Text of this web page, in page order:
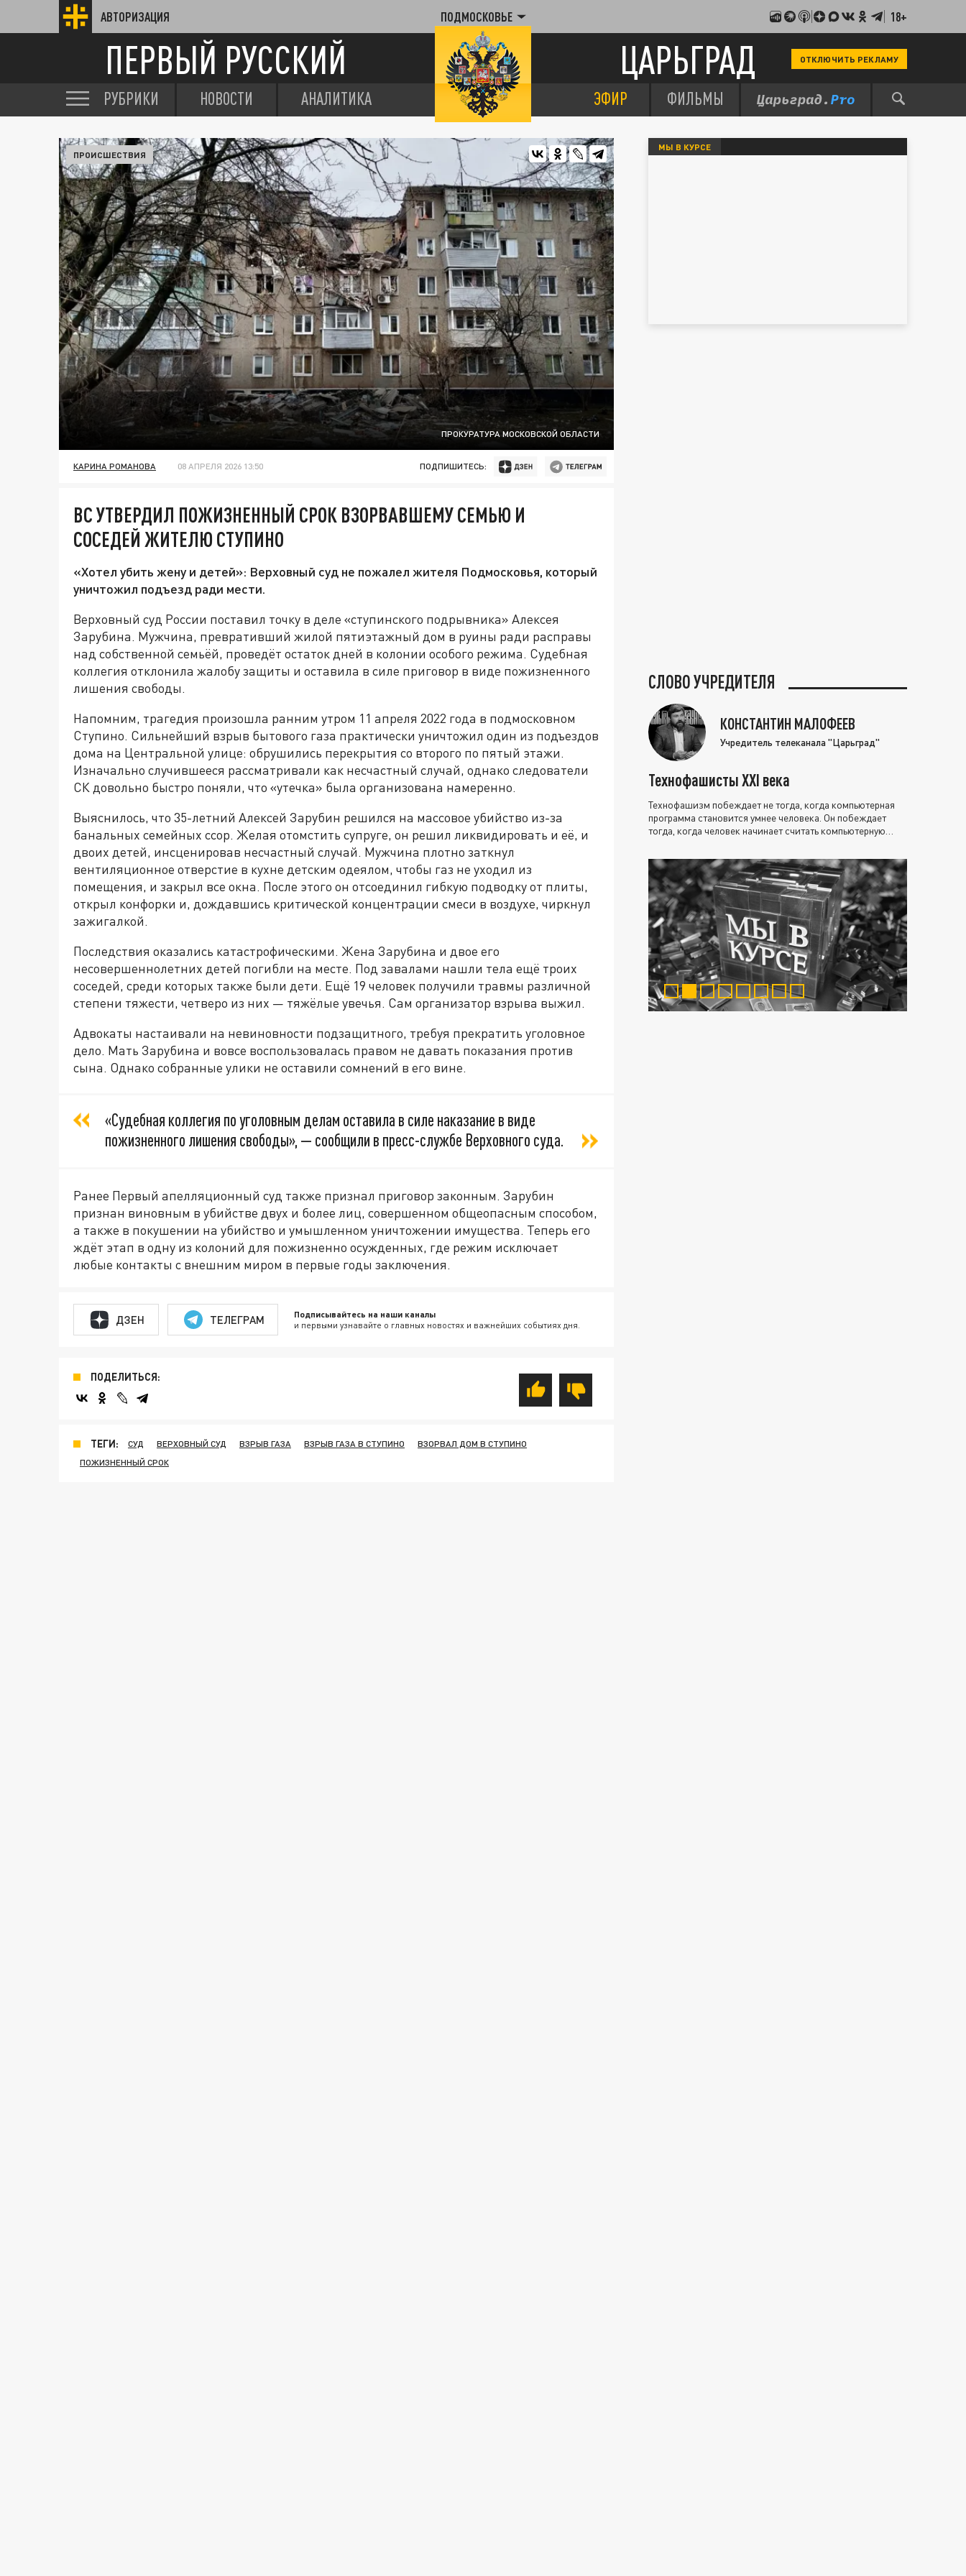
АВТОРИЗАЦИЯ ПОДМОСКОВЬЕ 18+
ПЕРВЫЙ РУССКИЙ ЦАРЬГРАД ОТКЛЮЧИТЬ РЕКЛАМУ
РУБРИКИ НОВОСТИ АНАЛИТИКА ЭФИР ФИЛЬМЫ
ПРОКУРАТУРА МОСКОВСКОЙ ОБЛАСТИ
ПРОИСШЕСТВИЯ
КАРИНА РОМАНОВА 08 АПРЕЛЯ 2026 13:50 ПОДПИШИТЕСЬ:
ВС УТВЕРДИЛ ПОЖИЗНЕННЫЙ СРОК ВЗОРВАВШЕМУ СЕМЬЮ И
СОСЕДЕЙ ЖИТЕЛЮ СТУПИНО
«Хотел убить жену и детей»: Верховный суд не пожалел жителя Подмосковья, который
уничтожил подъезд ради мести.
Верховный суд России поставил точку в деле «ступинского подрывника» Алексея
Зарубина. Мужчина, превративший жилой пятиэтажный дом в руины ради расправы
над собственной семьёй, проведёт остаток дней в колонии особого режима. Судебная
коллегия отклонила жалобу защиты и оставила в силе приговор в виде пожизненного
лишения свободы.
Напомним, трагедия произошла ранним утром 11 апреля 2022 года в подмосковном
Ступино. Сильнейший взрыв бытового газа практически уничтожил один из подъездов
дома на Центральной улице: обрушились перекрытия со второго по пятый этажи.
Изначально случившееся рассматривали как несчастный случай, однако следователи
СК довольно быстро поняли, что «утечка» была организована намеренно.
Выяснилось, что 35-летний Алексей Зарубин решился на массовое убийство из-за
банальных семейных ссор. Желая отомстить супруге, он решил ликвидировать и её, и
двоих детей, инсценировав несчастный случай. Мужчина плотно заткнул
вентиляционное отверстие в кухне детским одеялом, чтобы газ не уходил из
помещения, и закрыл все окна. После этого он отсоединил гибкую подводку от плиты,
открыл конфорки и, дождавшись критической концентрации смеси в воздухе, чиркнул
зажигалкой.
Последствия оказались катастрофическими. Жена Зарубина и двое его
несовершеннолетних детей погибли на месте. Под завалами нашли тела ещё троих
соседей, среди которых также были дети. Ещё 19 человек получили травмы различной
степени тяжести, четверо из них — тяжёлые увечья. Сам организатор взрыва выжил.
Адвокаты настаивали на невиновности подзащитного, требуя прекратить уголовное
дело. Мать Зарубина и вовсе воспользовалась правом не давать показания против
сына. Однако собранные улики не оставили сомнений в его вине.
«Судебная коллегия по уголовным делам оставила в силе наказание в виде
пожизненного лишения свободы», — сообщили в пресс-службе Верховного суда.
Ранее Первый апелляционный суд также признал приговор законным. Зарубин
признан виновным в убийстве двух и более лиц, совершенном общеопасным способом,
а также в покушении на убийство и умышленном уничтожении имущества. Теперь его
ждёт этап в одну из колоний для пожизненно осужденных, где режим исключает
любые контакты с внешним миром в первые годы заключения.
ДЗЕН ТЕЛЕГРАМ Подписывайтесь на наши каналы
и первыми узнавайте о главных новостях и важнейших событиях дня.
ПОДЕЛИТЬСЯ:
ТЕГИ: СУД ВЕРХОВНЫЙ СУД ВЗРЫВ ГАЗА ВЗРЫВ ГАЗА В СТУПИНО
ВЗОРВАЛ ДОМ В СТУПИНО
ПОЖИЗНЕННЫЙ СРОК
МЫ В КУРСЕ
СЛОВО УЧРЕДИТЕЛЯ
КОНСТАНТИН МАЛОФЕЕВ
Учредитель телеканала "Царьград"
Технофашисты XXI века
Технофашизм побеждает не тогда, когда компьютерная
программа становится умнее человека. Он побеждает
тогда, когда человек начинает считать компьютерную